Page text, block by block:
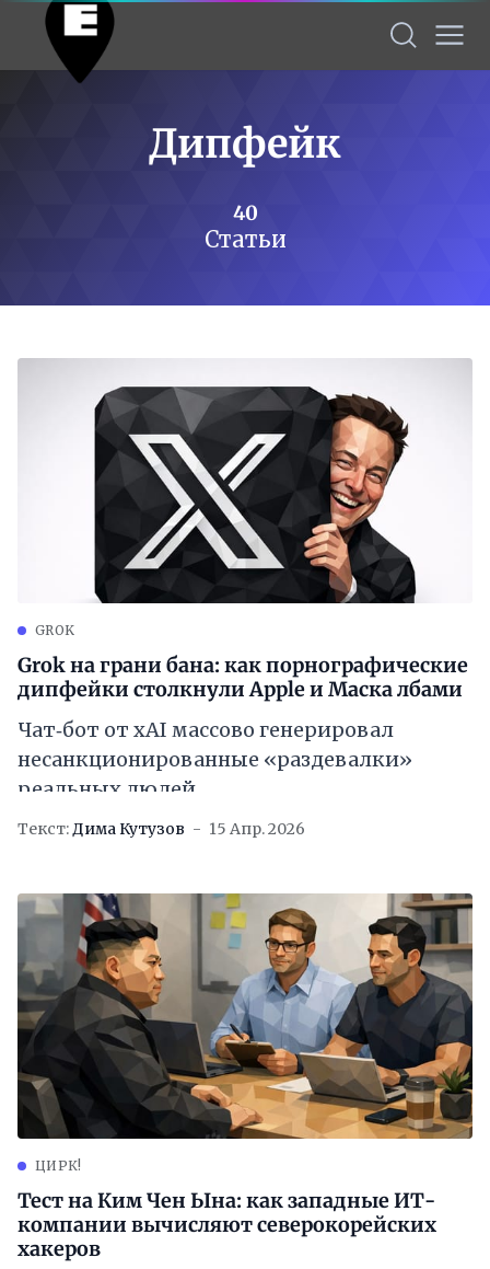
Дипфейк
40
Статьи
GROK
Grok на грани бана: как порнографические
дипфейки столкнули Apple и Маска лбами
Чат‑бот от xAI массово генерировал
несанкционированные «раздевалки»
реальных людей
Текст:Дима Кутузов 15 Апр. 2026
ЦИРК!
Тест на Ким Чен Ына: как западные ИТ-
компании вычисляют северокорейских
хакеров